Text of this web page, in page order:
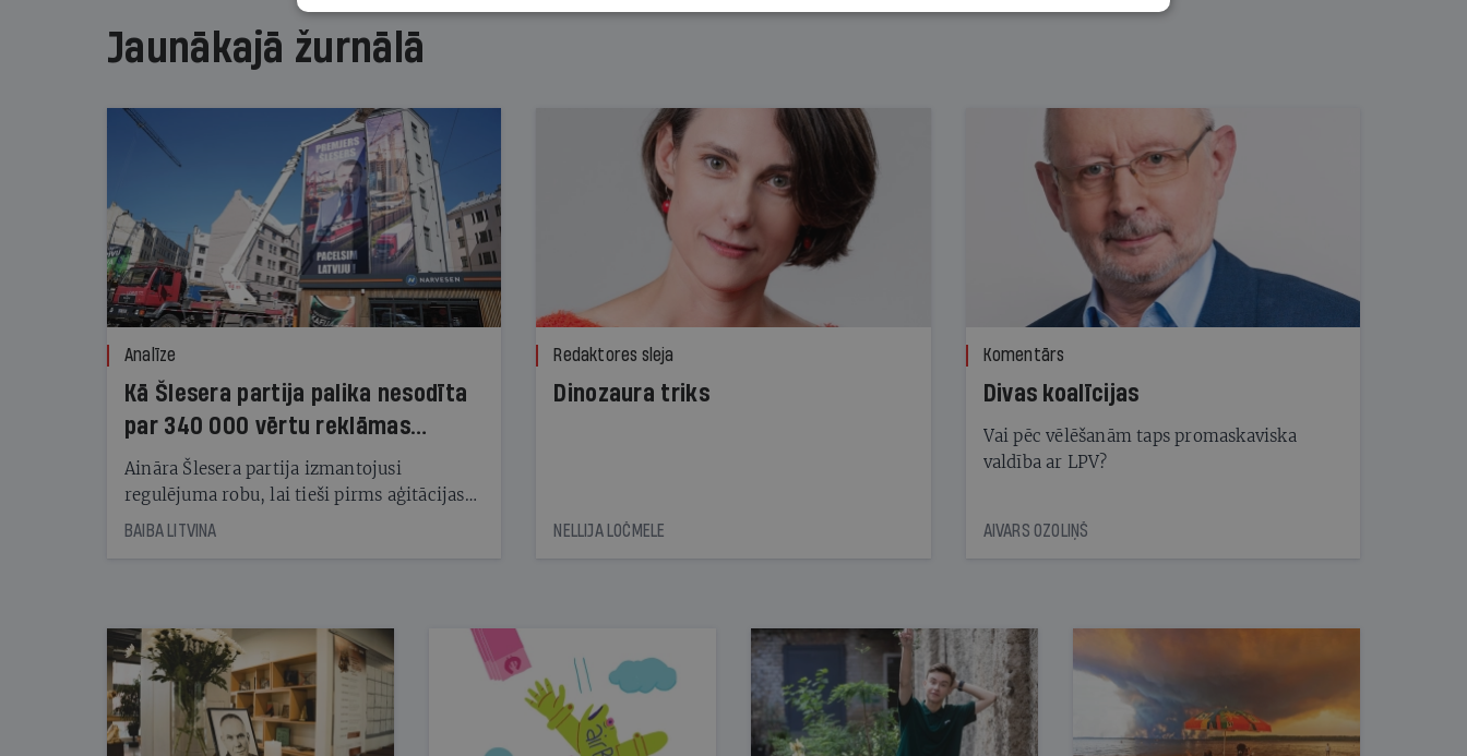
Jaunākajā žurnālā
Analīze
Kā Šlesera partija palika nesodīta
par 340 000 vērtu reklāmas
kampaņu
Aināra Šlesera partija izmantojusi
regulējuma robu, lai tieši pirms aģitācijas
starta izreklamētos par summu, kas
BAIBA LITVINA
Redaktores sleja
Dinozaura triks
NELLIJA LOČMELE
Komentārs
Divas koalīcijas
Vai pēc vēlēšanām taps promaskaviska
valdība ar LPV?
AIVARS OZOLIŅŠ